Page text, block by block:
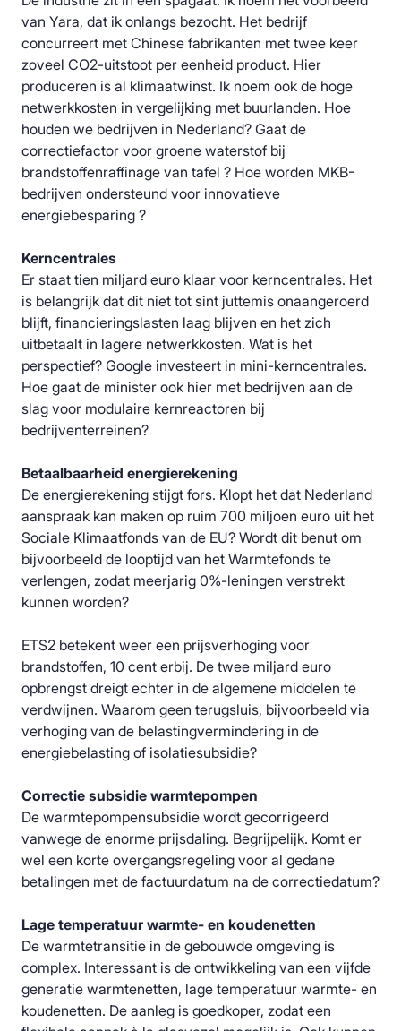
van Yara, dat ik onlangs bezocht. Het bedrijf
concurreert met Chinese fabrikanten met twee keer
zoveel CO2-uitstoot per eenheid product. Hier
produceren is al klimaatwinst. Ik noem ook de hoge
netwerkkosten in vergelijking met buurlanden. Hoe
houden we bedrijven in Nederland? Gaat de
correctiefactor voor groene waterstof bij
brandstoffenraffinage van tafel ? Hoe worden MKB-
bedrijven ondersteund voor innovatieve
energiebesparing ?
Kerncentrales
Er staat tien miljard euro klaar voor kerncentrales. Het
is belangrijk dat dit niet tot sint juttemis onaangeroerd
blijft, financieringslasten laag blijven en het zich
uitbetaalt in lagere netwerkkosten. Wat is het
perspectief? Google investeert in mini-kerncentrales.
Hoe gaat de minister ook hier met bedrijven aan de
slag voor modulaire kernreactoren bij
bedrijventerreinen?
Betaalbaarheid energierekening
De energierekening stijgt fors. Klopt het dat Nederland
aanspraak kan maken op ruim 700 miljoen euro uit het
Sociale Klimaatfonds van de EU? Wordt dit benut om
bijvoorbeeld de looptijd van het Warmtefonds te
verlengen, zodat meerjarig 0%-leningen verstrekt
kunnen worden?
ETS2 betekent weer een prijsverhoging voor
brandstoffen, 10 cent erbij. De twee miljard euro
opbrengst dreigt echter in de algemene middelen te
verdwijnen. Waarom geen terugsluis, bijvoorbeeld via
verhoging van de belastingvermindering in de
energiebelasting of isolatiesubsidie?
Correctie subsidie warmtepompen
De warmtepompensubsidie wordt gecorrigeerd
vanwege de enorme prijsdaling. Begrijpelijk. Komt er
wel een korte overgangsregeling voor al gedane
betalingen met de factuurdatum na de correctiedatum?
Lage temperatuur warmte- en koudenetten
De warmtetransitie in de gebouwde omgeving is
complex. Interessant is de ontwikkeling van een vijfde
generatie warmtenetten, lage temperatuur warmte- en
koudenetten. De aanleg is goedkoper, zodat een